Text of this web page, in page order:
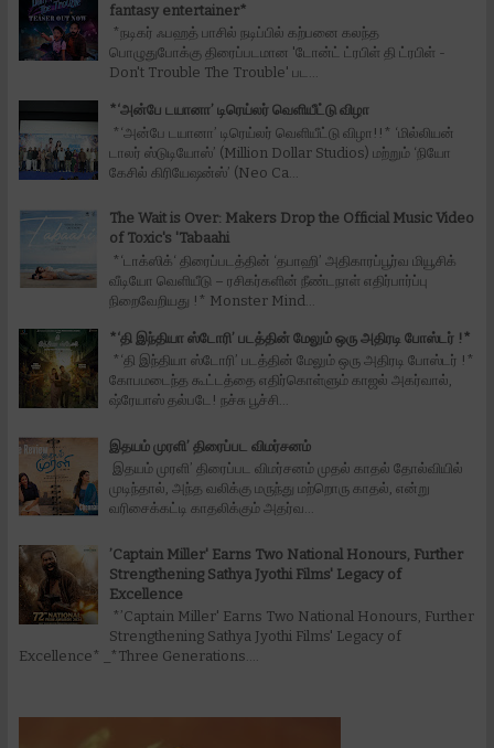
fantasy entertainer*
*நடிகர் ஃபஹத் பாசில் நடிப்பில் கற்பனை கலந்த
பொழுதுபோக்கு திரைப்படமான 'டோன்ட் ட்ரபிள் தி ட்ரபிள் -
Don't Trouble The Trouble' பட...
*‘அன்பே டயானா’ டிரெய்லர் வெளியீட்டு விழா
*‘அன்பே டயானா’ டிரெய்லர் வெளியீட்டு விழா!!* ‘மில்லியன்
டாலர் ஸ்டுடியோஸ்’ (Million Dollar Studios) மற்றும் ‘நியோ
கேசில் கிரியேஷன்ஸ்’ (Neo Ca...
The Wait is Over: Makers Drop the Official Music Video
of Toxic's 'Tabaahi
*‘டாக்ஸிக்‘ திரைப்படத்தின் ‘தபாஹி’ அதிகாரப்பூர்வ மியூசிக்
வீடியோ வெளியீடு – ரசிகர்களின் நீண்டநாள் எதிர்பார்ப்பு
நிறைவேறியது !* Monster Mind...
*‘தி இந்தியா ஸ்டோரி’ படத்தின் மேலும் ஒரு அதிரடி போஸ்டர் !*
*‘தி இந்தியா ஸ்டோரி’ படத்தின் மேலும் ஒரு அதிரடி போஸ்டர் !*
கோபமடைந்த கூட்டத்தை எதிர்கொள்ளும் காஜல் அகர்வால்,
ஷ்ரேயாஸ் தல்படே! நச்சு பூச்சி...
இதயம் முரளி’ திரைப்பட விமர்சனம்
இதயம் முரளி’ திரைப்பட விமர்சனம் முதல் காதல் தோல்வியில்
முடிந்தால், அந்த வலிக்கு மருந்து மற்றொரு காதல், என்று
வரிசைக்கட்டி காதலிக்கும் அதர்வ...
’Captain Miller' Earns Two National Honours, Further
Strengthening Sathya Jyothi Films' Legacy of
Excellence
*’Captain Miller' Earns Two National Honours, Further
Strengthening Sathya Jyothi Films' Legacy of
Excellence* _*Three Generations....